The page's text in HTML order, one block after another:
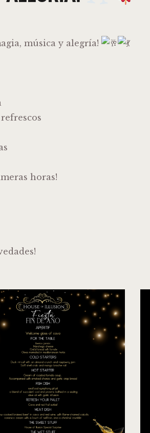
música y alegría!
horas!